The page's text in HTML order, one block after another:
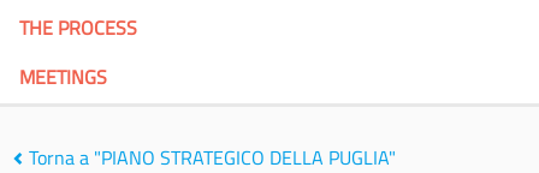
THE PROCESS
MEETINGS
Torna a "PIANO STRATEGICO DELLA PUGLIA"